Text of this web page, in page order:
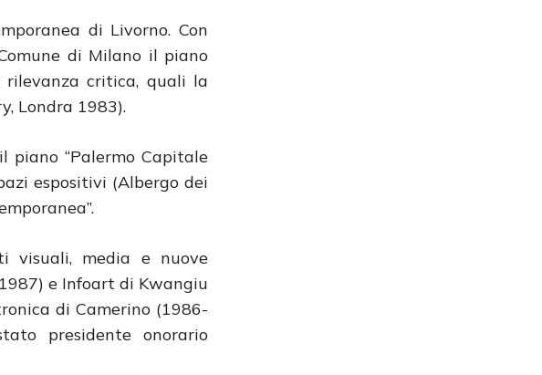
di Livorno. Con
di Milano il piano
rilevanza critica, quali la
Londra 1983).
piano “Palermo Capitale
espositivi (Albergo dei
visuali, media e nuove
e Infoart di Kwangiu
di Camerino (1986-
presidente onorario